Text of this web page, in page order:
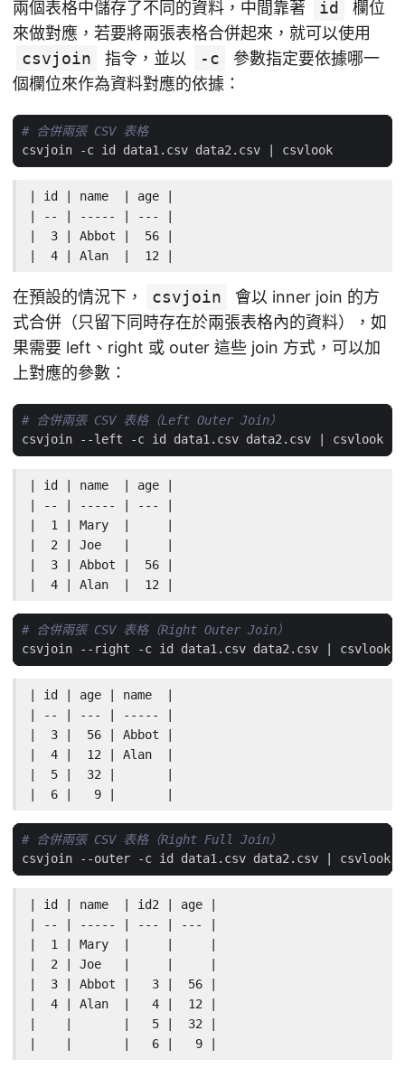
兩個表格中儲存了不同的資料，中間靠著 id
欄位
來做對應，若要將兩張表格合併起來，就可以使用
csvjoin
指令，並以 -c
參數指定要依據哪一
個欄位來作為資料對應的依據：
# 合併兩張 CSV 表格
csvjoin -c id data1.csv data2.csv
| id | name  | age |
| -- | ----- | --- |
|  3 | Abbot |  56 |
|  4 | Alan  |  12 |
在預設的情況下， csvjoin
會以 inner join 的方
式合併（只留下同時存在於兩張表格內的資料），如
果需要 left、right 或 outer 這些 join 方式，可以加
上對應的參數：
# 合併兩張 CSV 表格（Left Outer Join）
csvjoin --left -c id data1.csv data2.csv
| id | name  | age |
| -- | ----- | --- |
|  1 | Mary  |     |
|  2 | Joe   |     |
|  3 | Abbot |  56 |
|  4 | Alan  |  12 |
# 合併兩張 CSV 表格（Right Outer Join）
csvjoin --right -c id data1.csv data2.csv
| id | age | name  |
| -- | --- | ----- |
|  3 |  56 | Abbot |
|  4 |  12 | Alan  |
|  5 |  32 |       |
|  6 |   9 |       |
# 合併兩張 CSV 表格（Right Full Join）
csvjoin --outer -c id data1.csv data2.csv
| id | name  | id2 | age |
| -- | ----- | --- | --- |
|  1 | Mary  |     |     |
|  2 | Joe   |     |     |
|  3 | Abbot |   3 |  56 |
|  4 | Alan  |   4 |  12 |
|    |       |   5 |  32 |
|    |       |   6 |   9 |